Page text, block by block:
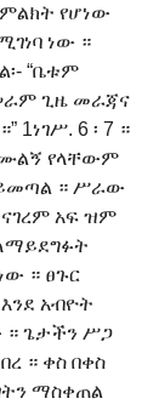
የሆነው
ነው ።
“ቤቱም
ጊዜ መራጃና
6 ፡ 7 ።
የላቸውም
። ሥራው
አፍ ዝም
። ፀጉር
አብዮት
። ጌታችን ሥጋ
። ቀስ በቀስ
ማስቀጠል